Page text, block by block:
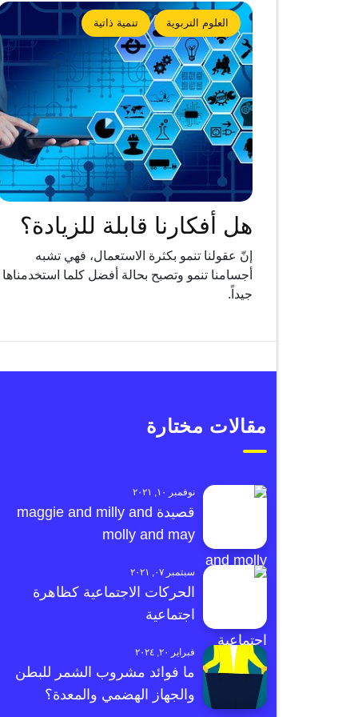
العلوم التربوية تنمية ذاتية
هل أفكارنا قابلة للزيادة؟
إنّ عقولنا تنمو بكثرة الاستعمال، فهي تشبه
أجسامنا تنمو وتصبح بحالة أفضل كلما استخدمناها
جيداً.
مقالات مختارة
نوفمبر ١٠, ٢٠٢١
قصيدة maggie and milly and
molly and may
سبتمبر ٠٧, ٢٠٢١
الحركات الاجتماعية كظاهرة
اجتماعية
فبراير ٢٠, ٢٠٢٤
ما فوائد مشروب الشمر للبطن
والجهاز الهضمي والمعدة؟